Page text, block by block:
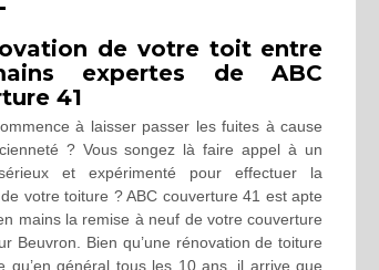
de votre toit entre
expertes de ABC
41
à laisser passer les fuites à cause
? Vous songez là faire appel à un
et expérimenté pour effectuer la
votre toiture ? ABC couverture 41 est apte
mains la remise à neuf de votre couverture
Beuvron. Bien qu’une rénovation de toiture
qu’en général tous les 10 ans, il arrive que